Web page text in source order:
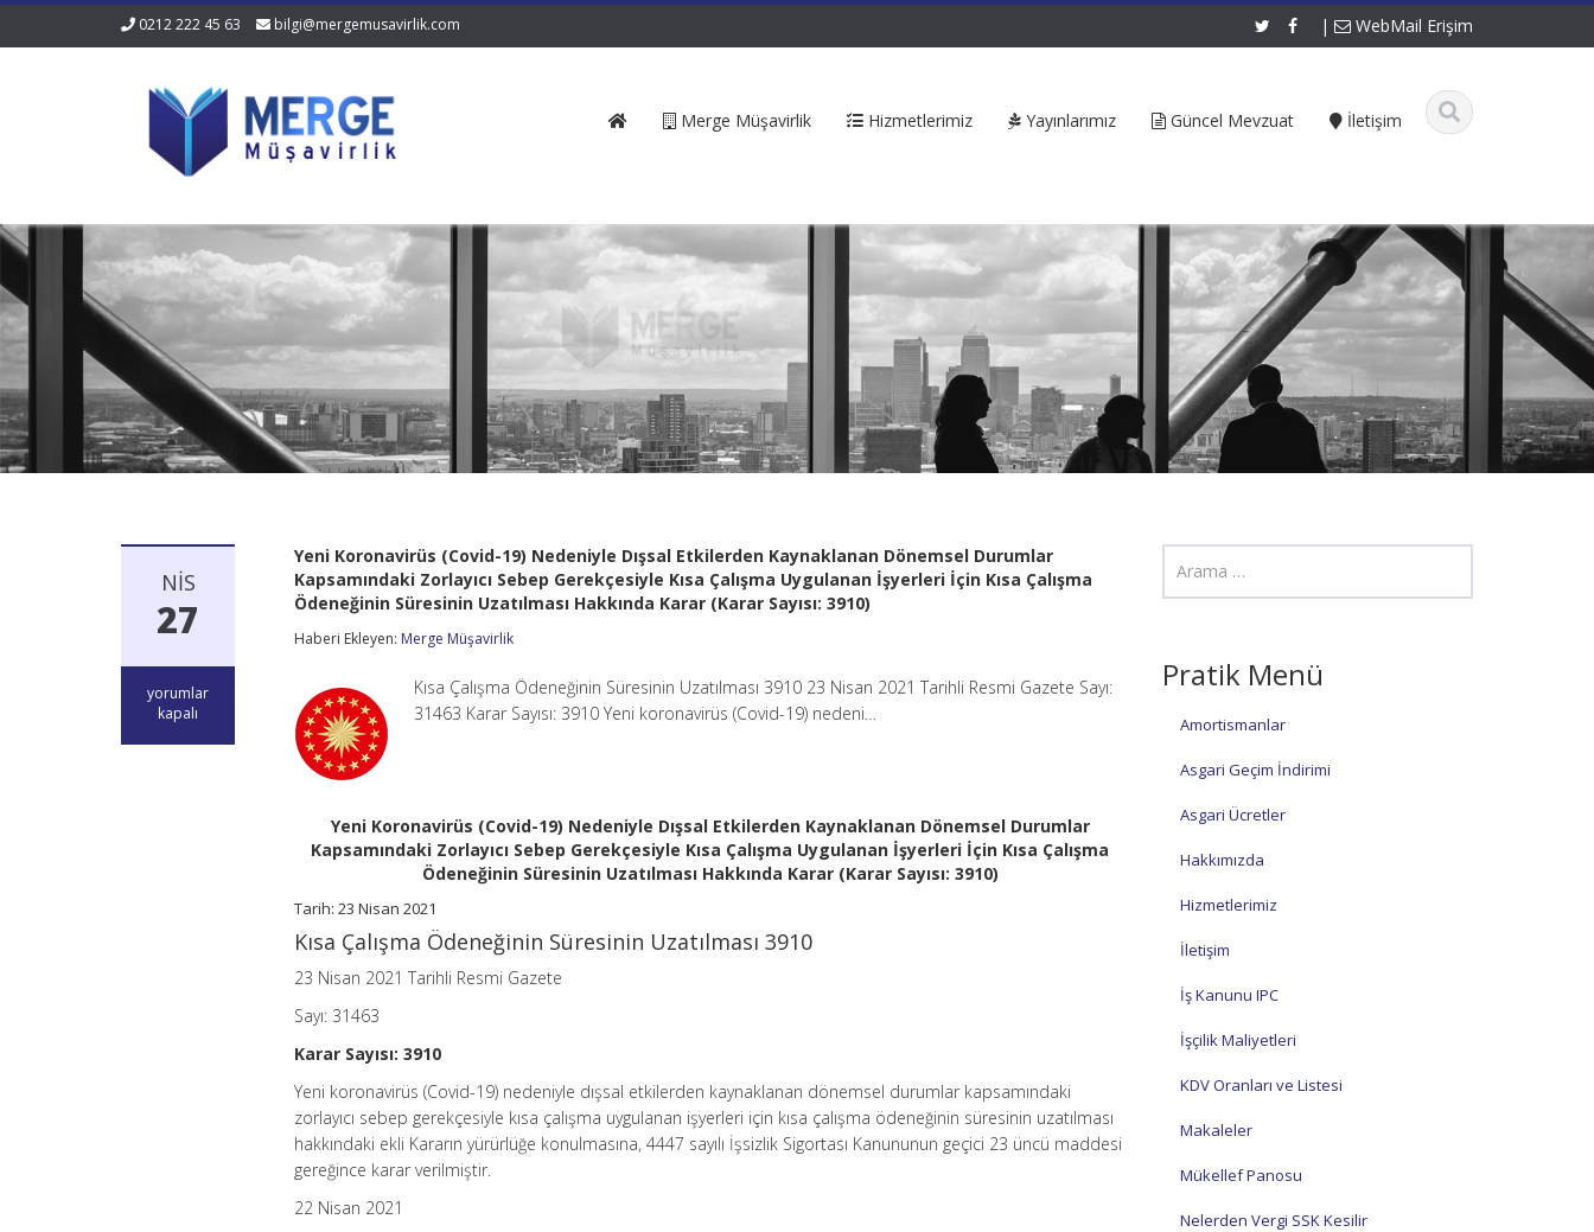
0212 222 45 63 bilgi@mergemusavirlik.com | WebMail Erişim
Merge Müşavirlik Hizmetlerimiz Yayınlarımız Güncel Mevzuat İletişim
NIS
27
Yeni
Koronavirüs
yorumlar
kapalı
Yeni Koronavirüs (Covid-19) Nedeniyle Dışsal Etkilerden Kaynaklanan Dönemsel Durumlar
Kapsamındaki Zorlayıcı Sebep Gerekçesiyle Kısa Çalışma Uygulanan İşyerleri İçin Kısa Çalışma
Ödeneğinin Süresinin Uzatılması Hakkında Karar (Karar Sayısı: 3910)
Haberi Ekleyen: Merge Müşavirlik
Kısa Çalışma Ödeneğinin Süresinin Uzatılması 3910 23 Nisan 2021 Tarihli Resmi Gazete Sayı:
31463 Karar Sayısı: 3910 Yeni koronavirüs (Covid-19) nedeni…
Yeni Koronavirüs (Covid-19) Nedeniyle Dışsal Etkilerden Kaynaklanan Dönemsel Durumlar
Kapsamındaki Zorlayıcı Sebep Gerekçesiyle Kısa Çalışma Uygulanan İşyerleri İçin Kısa Çalışma
Ödeneğinin Süresinin Uzatılması Hakkında Karar (Karar Sayısı: 3910)
Tarih: 23 Nisan 2021
Kısa Çalışma Ödeneğinin Süresinin Uzatılması 3910
23 Nisan 2021 Tarihli Resmi Gazete
Sayı: 31463
Karar Sayısı: 3910
Yeni koronavirüs (Covid-19) nedeniyle dışsal etkilerden kaynaklanan dönemsel durumlar kapsamındaki
zorlayıcı sebep gerekçesiyle kısa çalışma uygulanan işyerleri için kısa çalışma ödeneğinin süresinin uzatılması
hakkındaki ekli Kararın yürürlüğe konulmasına, 4447 sayılı İşsizlik Sigortası Kanununun geçici 23 üncü maddesi
gereğince karar verilmiştir.
22 Nisan 2021
Pratik Menü
Amortismanlar
Asgari Geçim İndirimi
Asgari Ücretler
Hakkımızda
Hizmetlerimiz
İletişim
İş Kanunu IPC
İşçilik Maliyetleri
KDV Oranları ve Listesi
Makaleler
Mükellef Panosu
Nelerden Vergi SSK Kesilir